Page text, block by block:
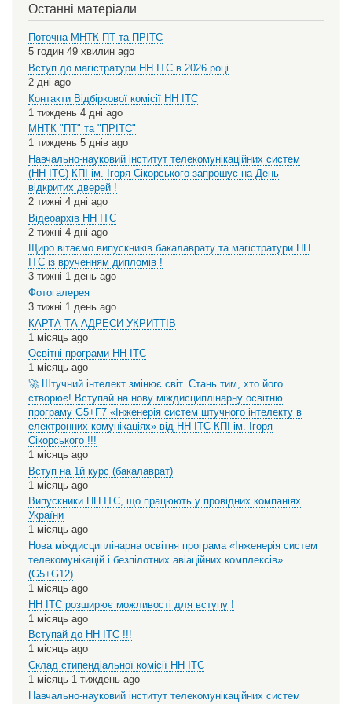
Останні матеріали
Поточна МНТК ПТ та ПРІТС
5 годин 49 хвилин ago
Вступ до магістратури НН ІТС в 2026 році
2 дні ago
Контакти Відбіркової комісії НН ІТС
1 тиждень 4 дні ago
МНТК "ПТ" та "ПРІТС"
1 тиждень 5 днів ago
Навчально-науковий інститут телекомунікаційних систем
(НН ІТС) КПІ ім. Ігоря Сікорського запрошує на День
відкритих дверей !
2 тижні 4 дні ago
Відеоархів НН ІТС
2 тижні 4 дні ago
Щиро вітаємо випускників бакалаврату та магістратури НН
ІТС із врученням дипломів !
3 тижні 1 день ago
Фотогалерея
3 тижні 1 день ago
КАРТА ТА АДРЕСИ УКРИТТІВ
1 місяць ago
Освітні програми НН ІТС
1 місяць ago
🚀 Штучний інтелект змінює світ. Стань тим, хто його
створює! Вступай на нову міждисциплінарну освітню
програму G5+F7 «Інженерія систем штучного інтелекту в
електронних комунікаціях» від НН ІТС КПІ ім. Ігоря
Сікорського !!!
1 місяць ago
Вступ на 1й курс (бакалаврат)
1 місяць ago
Випускники НН ІТС, що працюють у провідних компаніях
України
1 місяць ago
Нова міждисциплінарна освітня програма «Інженерія систем
телекомунікацій і безпілотних авіаційних комплексів»
(G5+G12)
1 місяць ago
НН ІТС розширює можливості для вступу !
1 місяць ago
Вступай до НН ІТС !!!
1 місяць ago
Склад стипендіальної комісії НН ІТС
1 місяць 1 тиждень ago
Навчально-науковий інститут телекомунікаційних систем